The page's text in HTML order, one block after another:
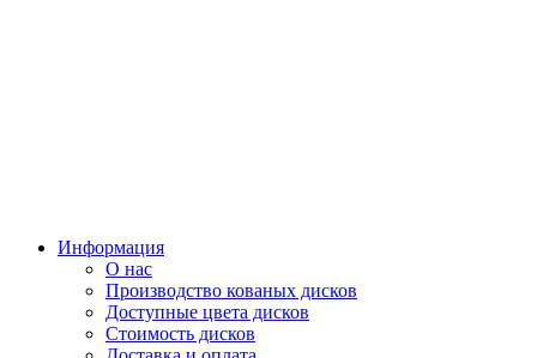
Информация
О нас
Производство кованых дисков
Доступные цвета дисков
Стоимость дисков